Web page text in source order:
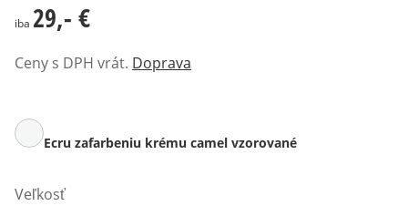
29,- €
iba 29,- €
Ceny s DPH vrát. Doprava
Ecru zafarbeniu krému camel vzorované
Veľkosť